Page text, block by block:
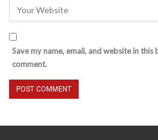
Save my name, email, and website in
comment.